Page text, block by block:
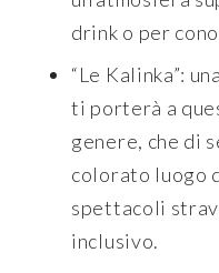
drink o per
“Le Kalinka”:
ti porterà a
genere, che di
colorato luogo
spettacoli
inclusivo.